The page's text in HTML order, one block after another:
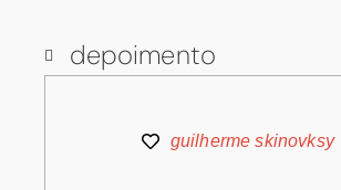
depoimento
guilherme skinovksy